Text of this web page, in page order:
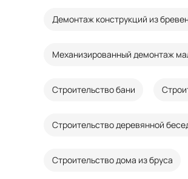
Демонтаж конструкций из
Механизированный демонтаж
Строительство бани
Строительство деревянной
Строительство дома из бруса